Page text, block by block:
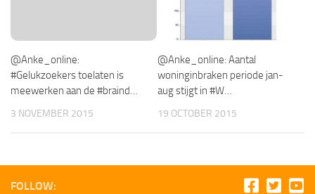
@Anke_online:
#Gelukzoekers toelaten is
meewerken aan de #braind…
3 NOVEMBER 2015
@Anke_online: Aantal
woninginbraken periode jan-
aug stijgt in #W…
19 OCTOBER 2015
FOLLOW: